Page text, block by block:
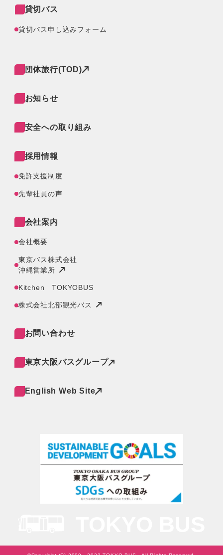
貸切バス
貸切バス申し込みフォーム
団体旅行(TOD)
お知らせ
安全への取り組み
採用情報
免許支援制度
先輩社員の声
会社案内
会社概要
東京バス株式会社
沖縄営業所
Kitchen TOKYOBUS
株式会社北部観光バス
お問い合わせ
東京大阪バスグループ
English Web Site